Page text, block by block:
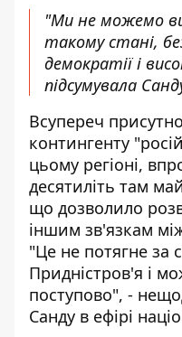
"Ми не можемо
такому стані,
демократії і
підсумувала
Всупереч
контингенту
цьому регіоні,
десятиліть там
що дозволило
іншим зв'язкам
"Це не потягне за
Придністров'я і
поступово", -
Санду в ефірі